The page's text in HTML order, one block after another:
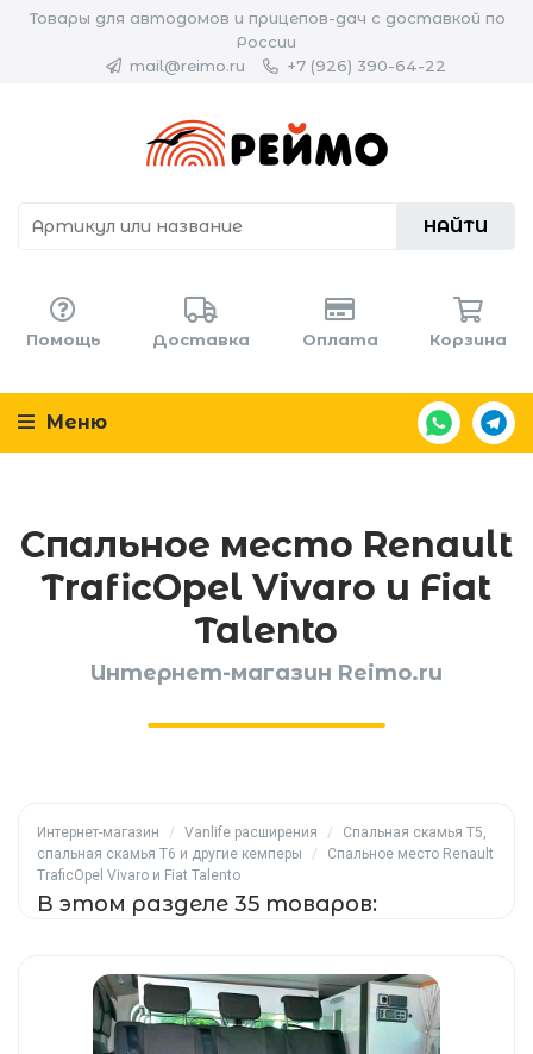
Товары для автодомов и прицепов-дач с доставкой по
России
mail@reimo.ru
+7 (926) 390-64-22
НАЙТИ
Помощь Доставка Оплата Корзина
Меню
Спальное место Renault
TraficOpel Vivaro и Fiat
Talento
Интернет-магазин Reimo.ru
Интернет-магазин / Vanlife расширения /
Спальная скамья T5,
спальная скамья T6 и другие кемперы
/
Спальное место Renault
TraficOpel Vivaro и Fiat Talento
В этом разделе 35 товаров: